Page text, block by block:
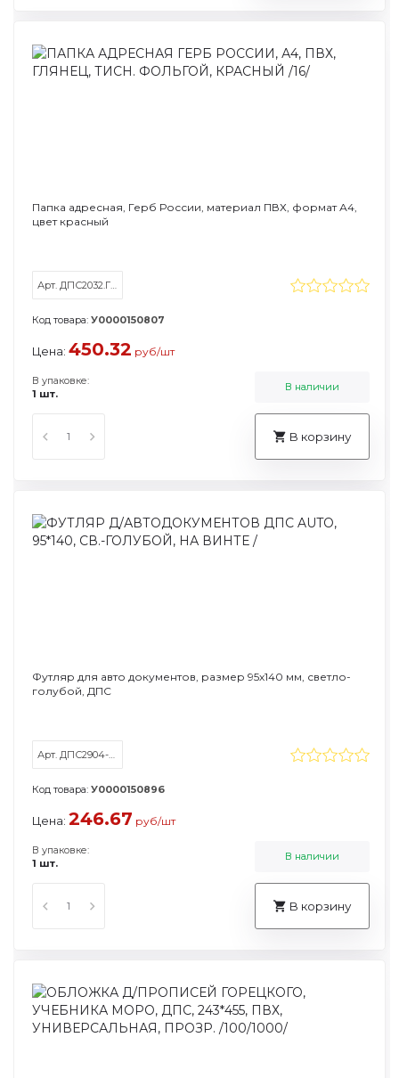
Папка адресная, Герб России, материал ПВХ, формат А4,
цвет красный
Арт. ДПС2032.Г-1002
Код товара: У0000150807
Цена: 450.32 руб/шт
В упаковке:
1 шт.
В наличии
В корзину
Футляр для авто документов, размер 95х140 мм, светло-
голубой, ДПС
Арт. ДПС2904-124
Код товара: У0000150896
Цена: 246.67 руб/шт
В упаковке:
1 шт.
В наличии
В корзину